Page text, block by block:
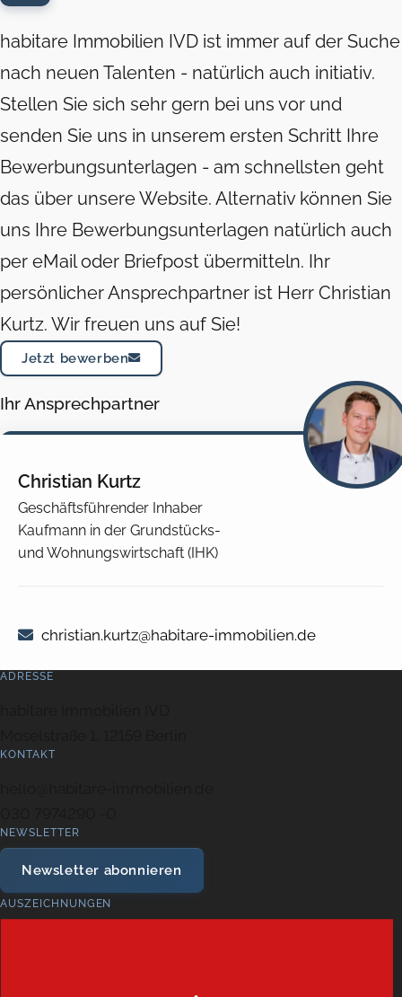
habitare Immobilien IVD ist immer auf der Suche
nach neuen Talenten - natürlich auch initiativ.
Stellen Sie sich sehr gern bei uns vor und
senden Sie uns in unserem ersten Schritt Ihre
Bewerbungsunterlagen - am schnellsten geht
das über unsere Website. Alternativ können Sie
uns Ihre Bewerbungsunterlagen natürlich auch
per eMail oder Briefpost übermitteln. Ihr
persönlicher Ansprechpartner ist Herr Christian
Kurtz. Wir freuen uns auf Sie!
Jetzt bewerben
Ihr Ansprechpartner
Christian Kurtz
Geschäftsführender Inhaber
Kaufmann in der Grundstücks-
und Wohnungswirtschaft (IHK)
christian.kurtz@habitare-immobilien.de
ADRESSE
KONTAKT
NEWSLETTER
Newsletter abonnieren
AUSZEICHNUNGEN